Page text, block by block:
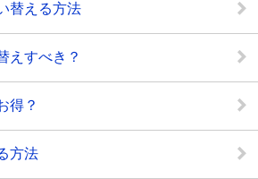
替える方法
えすべき？
得？
方法